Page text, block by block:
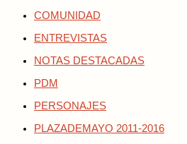
COMUNIDAD
ENTREVISTAS
NOTAS DESTACADAS
PDM
PERSONAJES
PLAZADEMAYO 2011-2016